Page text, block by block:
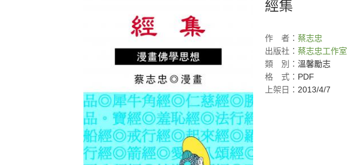
經集
作 者： 蔡志忠
出版社： 蔡志忠工作室
類
別： 溫馨勵志
格
式： PDF
上架日： 2013/4/7